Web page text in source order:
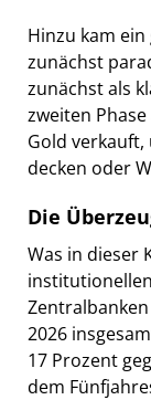
Hinzu kam
zunächst
zunächst als
zweiten
Gold verkauft,
decken oder
Die
Was in dieser
2026
17 Prozent
dem